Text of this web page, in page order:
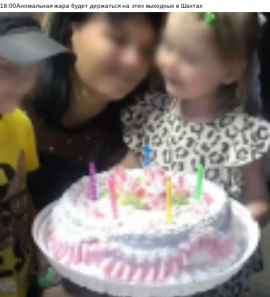
18:00Аномальная жара будет держаться на этих выходных в Шахтах